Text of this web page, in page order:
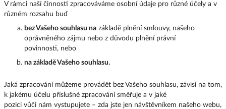
V rámci naší činnosti zpracováváme osobní údaje pro různé účely a v
různém rozsahu buď
bez Vašeho souhlasu na základě plnění smlouvy, našeho
oprávněného zájmu nebo z důvodu plnění právní
povinnosti, nebo
na základě Vašeho souhlasu.
Jaká zpracování můžeme provádět bez Vašeho souhlasu, závisí na tom,
k jakému účelu příslušné zpracování směřuje a v jaké
pozici vůči nám vystupujete – zda jste jen návštěvníkem našeho webu,